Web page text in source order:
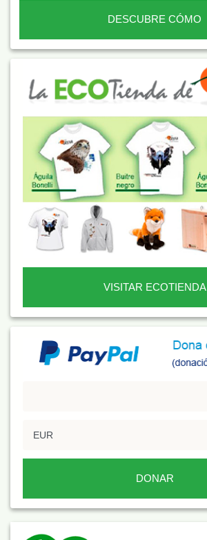
DESCUBRE CÓMO
VISITAR ECOTIENDA